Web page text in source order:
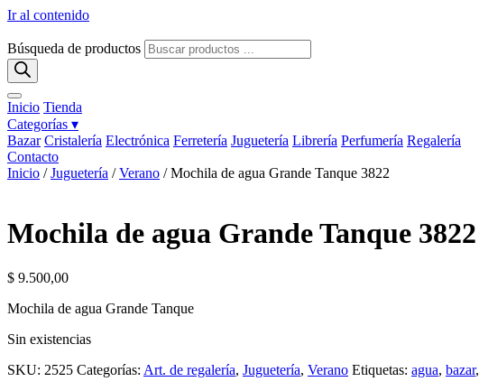
Ir al contenido
Búsqueda de productos
Inicio Tienda
Categorías ▾
Bazar Cristalería Electrónica Ferretería Juguetería Librería Perfumería Regalería
Contacto
Inicio /Juguetería /Verano / Mochila de agua Grande Tanque 3822
Mochila de agua Grande Tanque 3822
$ 9.500,00
Mochila de agua Grande Tanque
Sin existencias
SKU: 2525 Categorías: Art. de regalería, Juguetería, Verano Etiquetas: agua, bazar,